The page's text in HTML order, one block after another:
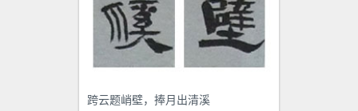
跨云题峭壁，捧月出清溪